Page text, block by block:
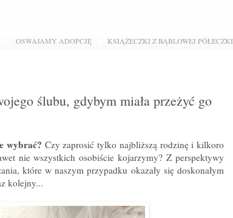
OSWAJAMY ADOPCJĘ KSIĄŻECZKI Z BĄBLOWEJ PÓŁECZKI
ślubu, gdybym miała przeżyć go
wybrać? Czy zaprosić tylko najbliższą rodzinę i kilkoro
nie wszystkich osobiście kojarzymy? Z perspektywy
które w naszym przypadku okazały się doskonałym
kolejny...